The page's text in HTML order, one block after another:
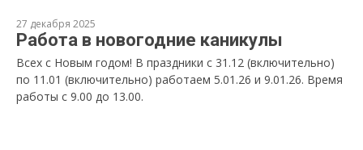
27 декабря 2025
Работа в новогодние каникулы
Всех с Новым годом! В праздники с 31.12 (включительно)
по 11.01 (включительно) работаем 5.01.26 и 9.01.26. Время
работы с 9.00 до 13.00.